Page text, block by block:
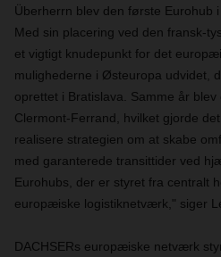
Überherrn blev den første Eurohub
Med sin placering ved den fransk-
et vigtigt knudepunkt for det
mulighederne i Østeuropa udvidet,
oprettet i Bratislava. Samme år
Clermont-Ferrand, hvilket gjorde
realisere strategien om at skabe
med garanterede transittider ved
Eurohubs, der er styret fra centralt
europæiske logistiknetværk," siger
DACHSERs europæiske netværk